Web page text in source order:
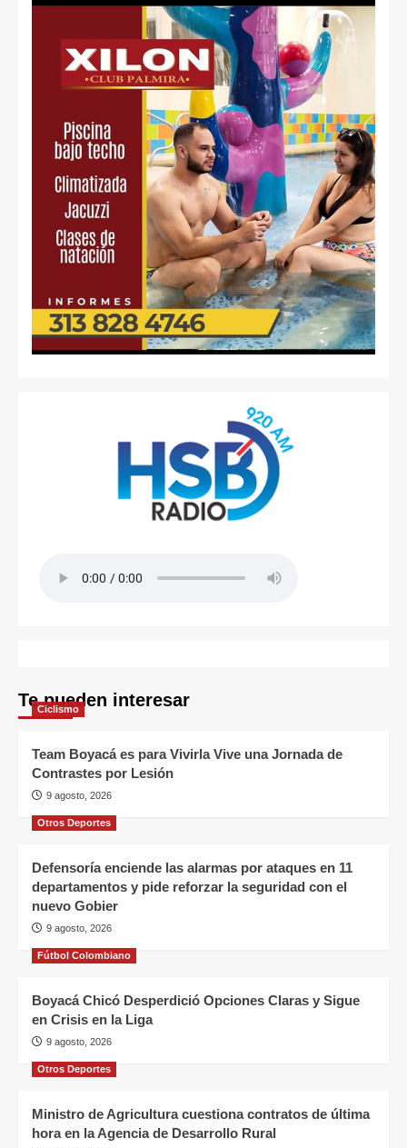
Te pueden interesar
Ciclismo
Team Boyacá es para Vivirla Vive una Jornada de
Contrastes por Lesión
9 agosto, 2026
Otros Deportes
Defensoría enciende las alarmas por ataques en 11
departamentos y pide reforzar la seguridad con el
nuevo Gobier
9 agosto, 2026
Fútbol Colombiano
Boyacá Chicó Desperdició Opciones Claras y Sigue
en Crisis en la Liga
9 agosto, 2026
Otros Deportes
Ministro de Agricultura cuestiona contratos de última
hora en la Agencia de Desarrollo Rural